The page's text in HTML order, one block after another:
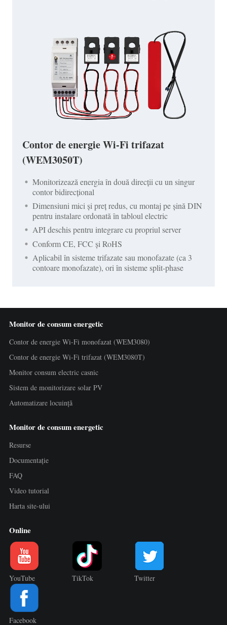
Contor de energie Wi-Fi trifazat
(WEM3050T)
Monitorizează energia în două direcții cu un singur
contor bidirecțional
Dimensiuni mici și preț redus, cu montaj pe șină DIN
pentru instalare ordonată în tabloul electric
API deschis pentru integrare cu propriul server
Conform CE, FCC și RoHS
Aplicabil în sisteme trifazate sau monofazate (ca 3
contoare monofazate), ori în sisteme split-phase
Monitor de consum energetic
Contor de energie Wi-Fi monofazat (WEM3080)
Contor de energie Wi-Fi trifazat (WEM3080T)
Monitor consum electric casnic
Sistem de monitorizare solar PV
Automatizare locuință
Monitor de consum energetic
Resurse
Documentație
FAQ
Video tutorial
Harta site-ului
Online
YouTube TikTok Twitter
Facebook